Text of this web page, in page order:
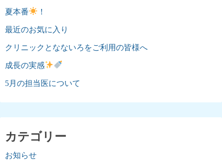
夏本番 ！
最近のお気に入り
クリニックとなないろをご利用の皆様へ
成長の実感
5月の担当医について
カテゴリー
お知らせ